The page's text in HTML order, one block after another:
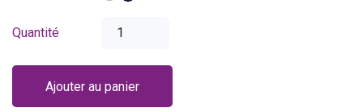
Quantité
Ajouter au panier